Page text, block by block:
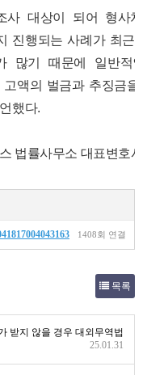
사 대상이 되어 형사
진행되는 사례가 최근
많기 때문에 일반적
액의 벌금과 추징금
했다.
법률사무소 대표변호사
1408회 연결
목록
받지 않을 경우 대외무역법
25.01.31